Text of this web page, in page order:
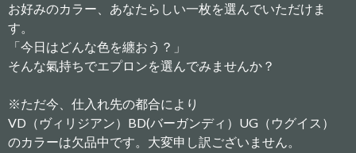
お好みのカラー、あなたらしい一枚を選んでいただけま
す。
「今日はどんな色を纏おう？」
そんな氣持ちでエプロンを選んでみませんか？
※ただ今、仕入れ先の都合により
VD（ヴィリジアン）BD(バーガンディ）UG（ウグイス）
のカラーは欠品中です。大変申し訳ございません。